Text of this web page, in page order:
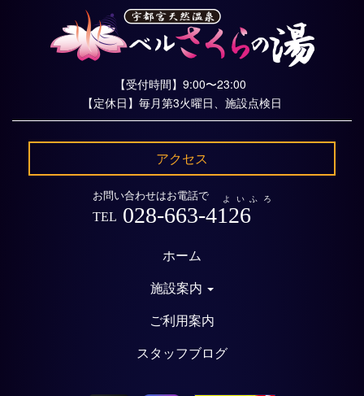
【受付時間】9:00〜23:00
【定休日】毎月第3火曜日、施設点検日
アクセス
お問い合わせはお電話で よいふろ
TEL 028-663-4126
ホーム
施設案内
ご利用案内
スタッフブログ